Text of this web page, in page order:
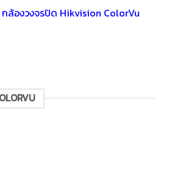
ล้องวงจรปิด Hikvision ColorVu